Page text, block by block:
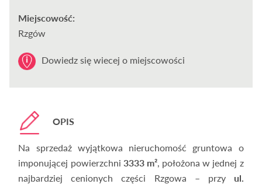
Miejscowość:
Rzgów
Dowiedz się wiecej o miejscowości
OPIS
Na sprzedaż wyjątkowa nieruchomość gruntowa o
imponującej powierzchni 3333 m², położona w jednej z
najbardziej cenionych części Rzgowa – przy ul.